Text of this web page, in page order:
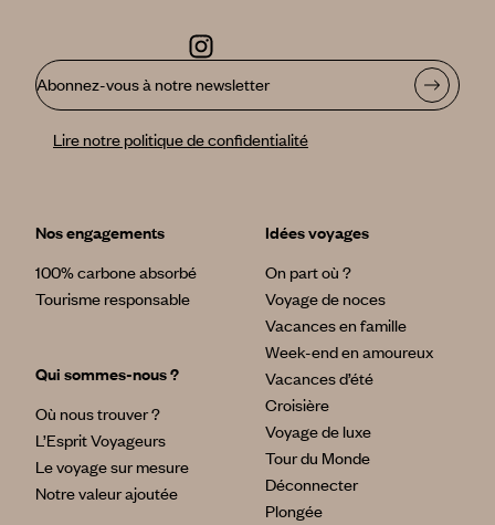
Abonnez-vous à notre newsletter
Lire notre politique de confidentialité
Nos engagements
100% carbone absorbé
Tourisme responsable
Qui sommes-nous ?
Où nous trouver ?
L’Esprit Voyageurs
Le voyage sur mesure
Notre valeur ajoutée
Idées voyages
On part où ?
Voyage de noces
Vacances en famille
Week-end en amoureux
Vacances d’été
Croisière
Voyage de luxe
Tour du Monde
Déconnecter
Plongée